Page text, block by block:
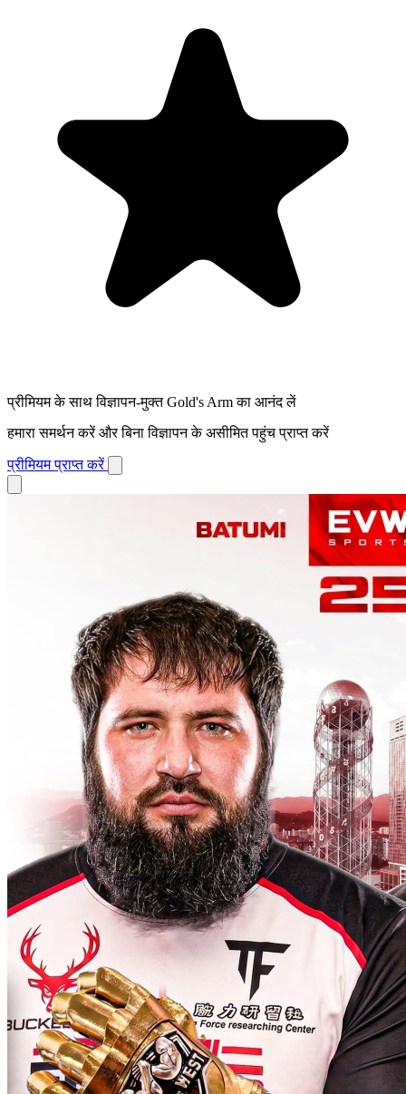
प्रीमियम के साथ विज्ञापन-मुक्त Gold's Arm का आनंद लें
हमारा समर्थन करें और बिना विज्ञापन के असीमित पहुंच प्राप्त करें
प्रीमियम प्राप्त करें